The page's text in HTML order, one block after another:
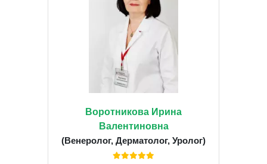
Воротникова Ирина
Валентиновна
(Венеролог, Дерматолог, Уролог)